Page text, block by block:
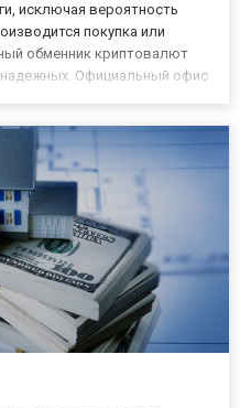
исключая вероятность
покупка или
обменник криптовалют
надежных. Официальный офис